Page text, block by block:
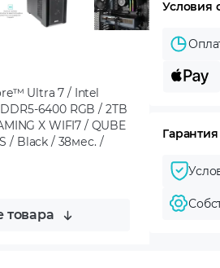
Ultra 7 / Intel
6400 RGB / 2TB
X WIFI7 / QUBE
/ Black / 38мес. /
товара
Условия